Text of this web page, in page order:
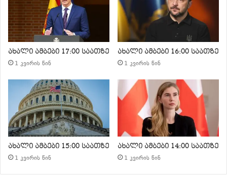
ახალი ამბები 17:00 საათზე
1 კვირის წინ
ახალი ამბები 16:00 საათზე
1 კვირის წინ
ახალი ამბები 15:00 საათზე
1 კვირის წინ
ახალი ამბები 14:00 საათზე
1 კვირის წინ